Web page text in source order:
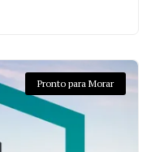
Pronto para Morar